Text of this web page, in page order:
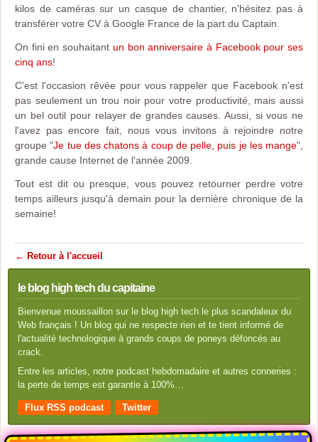
kilos de caméras sur un casque de chantier, n'hésitez pas à
transférer votre CV à Google France de la part du Captain.
On fini en souhaitant un bon anniversaire à Facebook pour ses
cinq ans!
C'est l'occasion rêvée pour vous rappeler que Facebook n'est
pas seulement un trou noir pour votre productivité, mais aussi
un bel outil pour relayer de grandes causes. Aussi, si vous ne
l'avez pas encore fait, nous vous invitons à rejoindre notre
groupe "Je tue des chatons à coup de pelle, puis je les mange",
grande cause Internet de l'année 2009.
Tout est dit ou presque, vous pouvez retourner perdre votre
temps ailleurs jusqu'à demain pour la dernière chronique de la
semaine!
← Retour à l'accueil
le blog high tech du capitaine
Bienvenue moussaillon sur le blog high tech le plus scandaleux du
Web français ! Un blog qui ne respecte rien et te tient informé de
l'actualité technologique à grands coups de poneys défoncés au
crack.
Entre les articles, notre podcast hebdomadaire et autres conneries :
la perte de temps est garantie à 100%…
Flux RSS podcast Twitter